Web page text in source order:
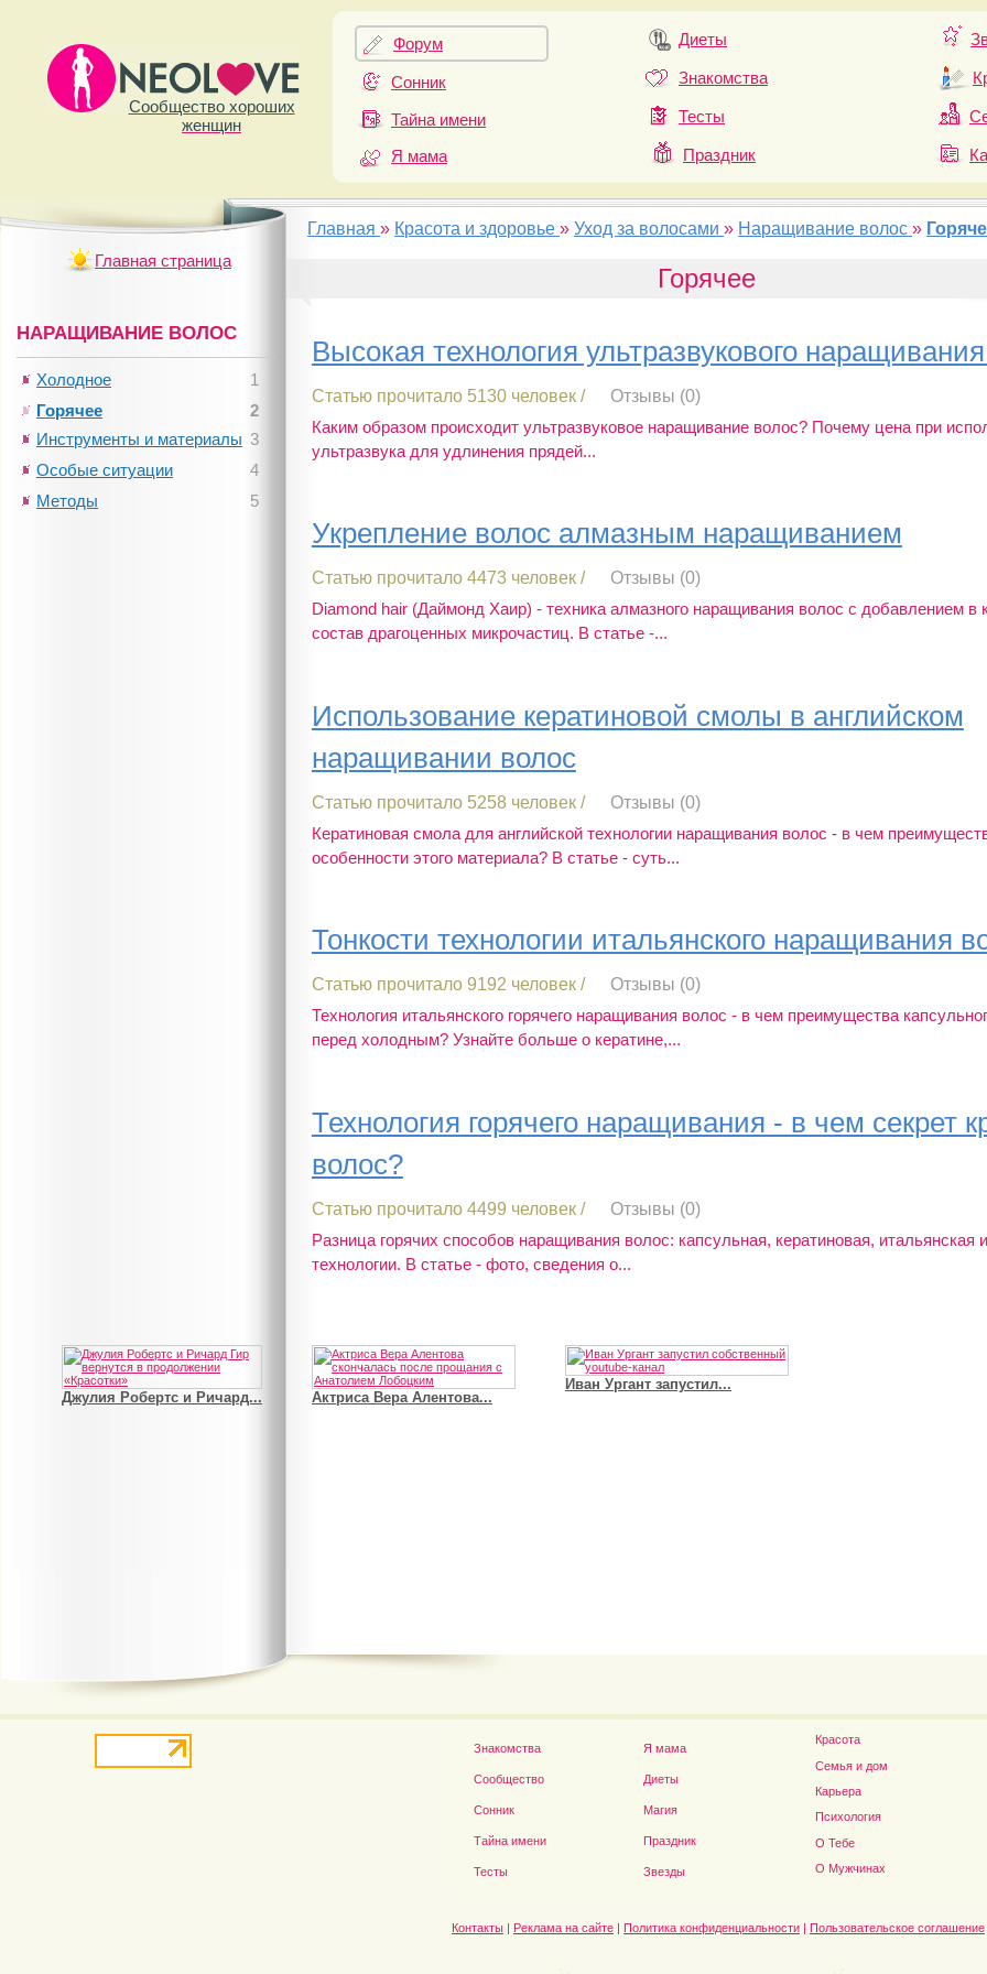
Сообщество хороших
женщин
Форум
Сонник
Тайна имени
Я мама
Диеты
Знакомства
Тесты
Праздник
Главная » Красота и здоровье »Уход за волосами » Наращивание волос »
Горячее
Высокая технология ультразвукового
Статью прочитало 5130 человек /
Отзывы (0)
Каким образом происходит ультразвуковое наращивание волос? Почему цена при
ультразвука для удлинения прядей...
Укрепление волос алмазным наращиванием
Статью прочитало 4473 человек /
Отзывы (0)
Diamond hair (Даймонд Хаир) - техника алмазного наращивания волос с добавлением в
состав драгоценных микрочастиц. В статье -...
Использование кератиновой смолы в английском
наращивании волос
Статью прочитало 5258 человек /
Отзывы (0)
Кератиновая смола для английской технологии наращивания волос - в чем
особенности этого материала? В статье - суть...
Тонкости технологии итальянского наращивания
Статью прочитало 9192 человек /
Отзывы (0)
Технология итальянского горячего наращивания волос - в чем преимущества
перед холодным? Узнайте больше о кератине,...
Технология горячего наращивания - в чем секрет
волос?
Статью прочитало 4499 человек /
Отзывы (0)
Разница горячих способов наращивания волос: капсульная, кератиновая, итальянская
технологии. В статье - фото, сведения о...
Главная страница
НАРАЩИВАНИЕ ВОЛОС
1
Холодное
2
Горячее
3
Инструменты и материалы
4
Особые ситуации
5
Методы
Иван Ургант запустил...
Знакомства
Сообщество
Сонник
Тайна имени
Тесты
Я мама
Диеты
Магия
Праздник
Звезды
Красота
Семья и дом
Карьера
Психология
О Тебе
О Мужчинах
Контакты Реклама на сайте Политика конфиденциальности Пользовательское соглашение